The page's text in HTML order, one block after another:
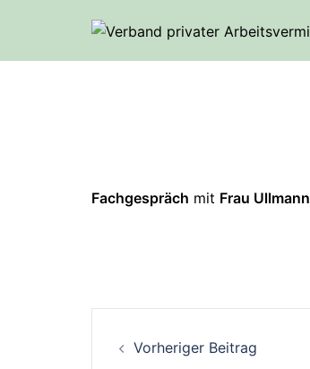
Fachgespräch mit Frau Ullmann
Vorheriger Beitrag